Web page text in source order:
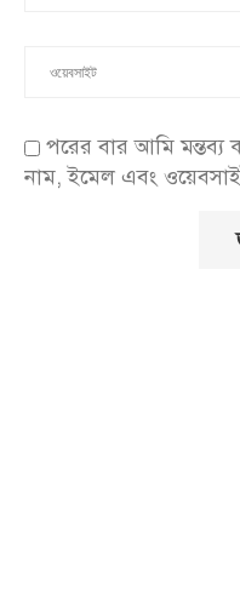
পরের বার আমি মন্তব্য
নাম, ইমেল এবং